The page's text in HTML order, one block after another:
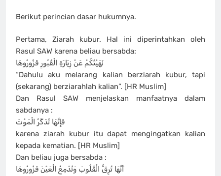
Berikut perincian dasar hukumnya.
Pertama, Ziarah kubur. Hal ini diperintahkan oleh
Rasul SAW karena beliau bersabda:
نَهَيْتُكُمْ عَنْ زِيَارَةِ الْقُبُورِ فَزُورُوهَا
“Dahulu aku melarang kalian berziarah kubur, tapi
(sekarang) berziarahlah kalian”. [HR Muslim]
Dan Rasul SAW menjelaskan manfaatnya dalam
sabdanya :
فَإِنَّهَا تُذَكِّرُ الْمَوْتَ
karena ziarah kubur itu dapat mengingatkan kalian
kepada kematian. [HR Muslim]
Dan beliau juga bersabda :
أَنَّهَا تُرِقُّ الْقُلُوبَ وَتُدْمِعُ الْعَيْنَ فَزُورُوهَا